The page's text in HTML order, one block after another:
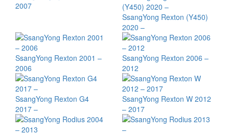
2007
SsangYong Rexton (Y450)
2020 –
SsangYong Rexton 2001 –
2006
SsangYong Rexton 2006 –
2012
SsangYong Rexton G4
2017 –
SsangYong Rexton W 2012
– 2017